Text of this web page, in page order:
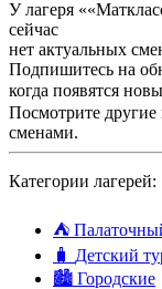
У лагеря
сейчас
нет актуальных
Подпишитесь на
когда появятся
Посмотрите
сменами.
Категории лагерей:
⛺
🧳 Детский
🏙️ Городские